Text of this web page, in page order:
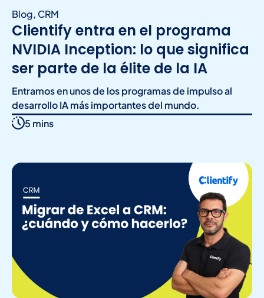
Blog, CRM
Clientify entra en el programa
NVIDIA Inception: lo que significa
ser parte de la élite de la IA
Entramos en unos de los programas de impulso al
desarrollo IA más importantes del mundo.
5 mins